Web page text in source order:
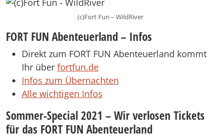
(c)Fort Fun – WildRiver
FORT FUN Abenteuerland – Infos
Direkt zum FORT FUN Abenteuerland kommt
Ihr über fortfun.de
Infos zum Übernachten
Alle wichtigen Infos
Sommer-Special 2021 – Wir verlosen Tickets
für das FORT FUN Abenteuerland